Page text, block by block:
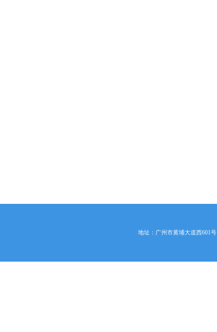
地址：广州市黄埔大道西601